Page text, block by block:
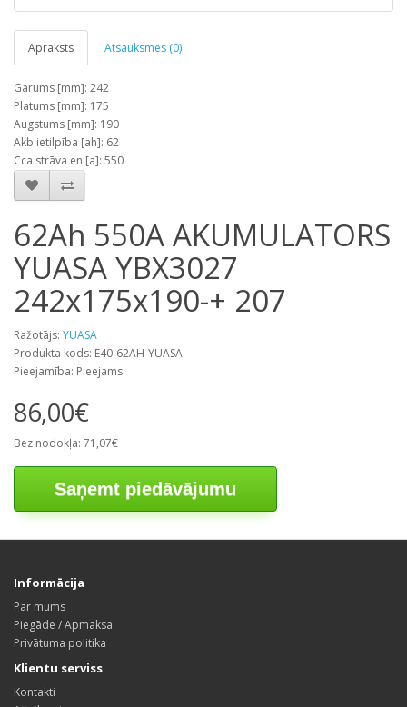
Apraksts Atsauksmes (0)
Garums [mm]: 242
Platums [mm]: 175
Augstums [mm]: 190
Akb ietilpība [ah]: 62
Cca strāva en [a]: 550
62Ah 550A AKUMULATORS
YUASA YBX3027
242x175x190-+ 207
Ražotājs: YUASA
Produkta kods: E40-62AH-YUASA
Pieejamība: Pieejams
86,00€
Bez nodokļa: 71,07€
Saņemt piedāvājumu
Informācija
Par mums
Piegāde / Apmaksa
Privātuma politika
Klientu serviss
Kontakti